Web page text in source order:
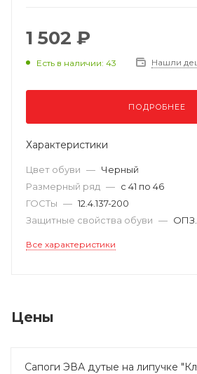
1 502 ₽
Есть в наличии: 43 Нашли
ПОДРОБНЕЕ
Характеристики
Цвет обуви — Черный
Размерный ряд — с 41 по 46
ГОСТы — 12.4.137-200
Защитные свойства обуви —
Все характеристики
Цены
Сапоги ЭВА дутые на липучке